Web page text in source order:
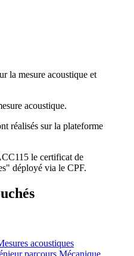
la mesure acoustique et
acoustique.
réalisés sur la plateforme
le certificat de
déployé via le CPF.
acoustiques
parcours Mécanique